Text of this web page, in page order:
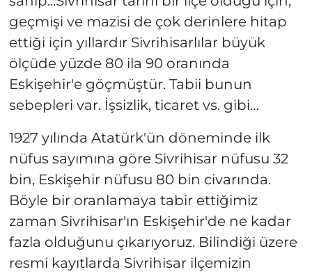
geçmişi ve mazisi de çok derinlere hitap
ettiği için yıllardır Sivrihisarlılar büyük
ölçüde yüzde 80 ila 90 oranında
Eskişehir'e göçmüştür. Tabii bunun
sebepleri var. İşsizlik, ticaret vs. gibi…
1927 yılında Atatürk'ün döneminde ilk
nüfus sayımına göre Sivrihisar nüfusu 32
bin, Eskişehir nüfusu 80 bin civarında.
Böyle bir oranlamaya tabir ettiğimiz
zaman Sivrihisar'ın Eskişehir'de ne kadar
fazla olduğunu çıkarıyoruz. Bilindiği üzere
resmi kayıtlarda Sivrihisar ilçemizin